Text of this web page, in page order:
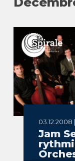
03.12.2008
Jam